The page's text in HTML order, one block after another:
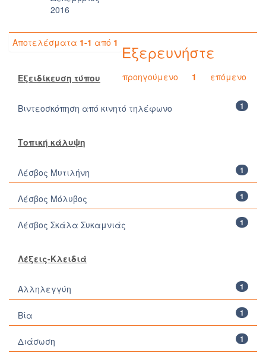
2016
Αποτελέσματα 1-1 από 1
προηγούμενο 1 επόμενο
Εξερευνήστε
Εξειδίκευση τύπου
1
Βιντεοσκόπηση από κινητό τηλέφωνο
Τοπική κάλυψη
1
Λέσβος Μυτιλήνη
1
Λέσβος Μόλυβος
1
Λέσβος Σκάλα Συκαμνιάς
Λέξεις-Κλειδιά
1
Αλληλεγγύη
1
Βία
1
Διάσωση